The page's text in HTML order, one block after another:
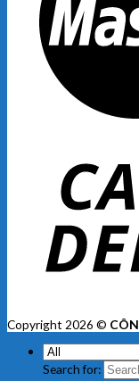
Copyright 2026 ©
Search for: